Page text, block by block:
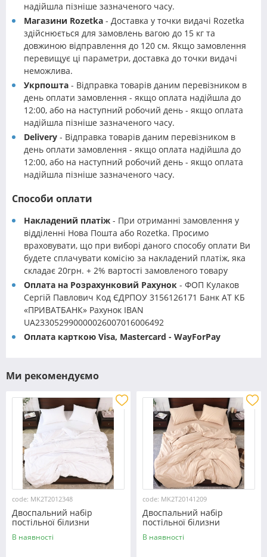
надійшла пізніше зазначеного часу.
Магазини Rozetka - Доставка у точки видачі Rozetka
здійснюється для замовлень вагою до 15 кг та
довжиною відправлення до 120 см. Якщо замовлення
перевищує ці параметри, доставка до точки видачі
неможлива.
Укрпошта - Відправка товарів даним перевізником в
день оплати замовлення - якщо оплата надійшла до
12:00, або на наступний робочий день - якщо оплата
надійшла пізніше зазначеного часу.
Delivery - Відправка товарів даним перевізником в
день оплати замовлення - якщо оплата надійшла до
12:00, або на наступний робочий день - якщо оплата
надійшла пізніше зазначеного часу.
Способи оплати
Накладений платіж - При отриманні замовлення у
відділенні Нова Пошта або Rozetka. Просимо
враховувати, що при виборі даного способу оплати Ви
будете сплачувати комісію за накладений платіж, яка
складає 20грн. + 2% вартості замовленого товару
Оплата на Розрахунковий Рахунок - ФОП Кулаков
Сергій Павлович Код ЄДРПОУ 3156126171 Банк АТ КБ
«ПРИВАТБАНК» Рахунок IBAN
UA233052990000026007016006492
Оплата карткою Visa, Mastercard - WayForPay
Ми рекомендуємо
code: MK2T2012348
Двоспальний набір
постільної білизни
180*220 із мікрофібри
№2012348 Черешенка™
В наявності
code: MK2T20141209
Двоспальний набір
постільної білизни
180*220 із мікрофібри
№20141209 Черешенка™
В наявності